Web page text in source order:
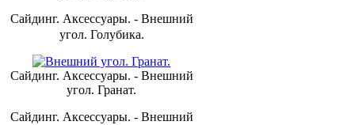
Сайдинг. Аксессуары. - Внешний
угол. Голубика.
Сайдинг. Аксессуары. - Внешний
угол. Гранат.
Сайдинг. Аксессуары. - Внешний